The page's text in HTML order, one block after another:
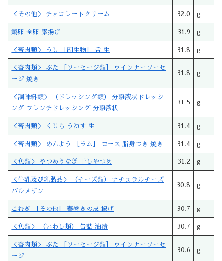
＜その他＞ チョコレートクリーム 32.0 g
鶏卵 全卵 素揚げ 31.9 g
＜畜肉類＞ うし ［副生物］ 舌 生 31.8 g
＜畜肉類＞ ぶた ［ソーセージ類］ ウインナーソーセ
ージ 焼き
31.8 g
＜調味料類＞ （ドレッシング類） 分離液状ドレッシ
ング フレンチドレッシング 分離液状
31.5 g
＜畜肉類＞ くじら うねす 生 31.4 g
＜畜肉類＞ めんよう ［ラム］ ロース 脂身つき 焼き 31.4 g
＜魚類＞ やつめうなぎ 干しやつめ 31.2 g
＜牛乳及び乳製品＞ （チーズ類） ナチュラルチーズ
パルメザン
30.8 g
こむぎ ［その他］ 春巻きの皮 揚げ 30.7 g
＜魚類＞ （いわし類） 缶詰 油漬 30.7 g
＜畜肉類＞ ぶた ［ソーセージ類］ ウインナーソーセ
ージ
30.6 g